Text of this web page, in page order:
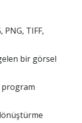
PNG, TIFF,
bir görsel
program